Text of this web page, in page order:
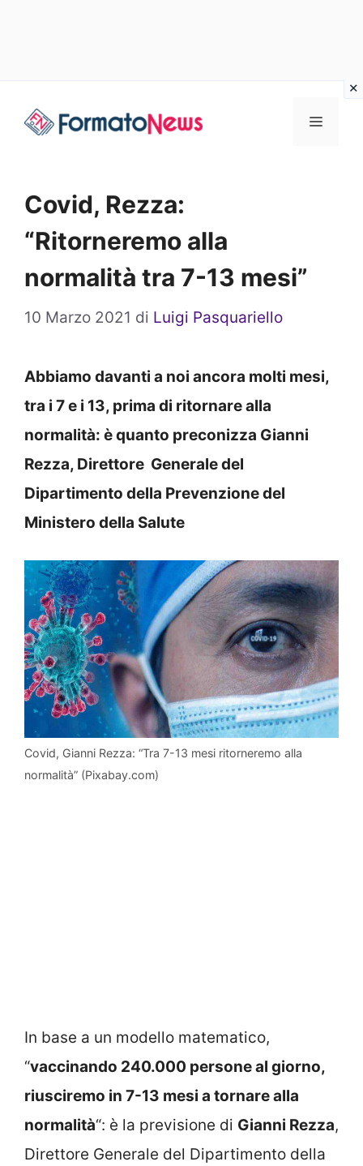
Menu
Covid, Rezza:
“Ritorneremo alla
normalità tra 7-13 mesi”
10 Marzo 2021 di Luigi Pasquariello
Abbiamo davanti a noi ancora molti mesi,
tra i 7 e i 13, prima di ritornare alla
normalità: è quanto preconizza Gianni
Rezza, Direttore Generale del
Dipartimento della Prevenzione del
Ministero della Salute
Covid, Gianni Rezza: “Tra 7-13 mesi ritorneremo alla
normalità” (Pixabay.com)
In base a un modello matematico,
“vaccinando 240.000 persone al giorno,
riusciremo in 7-13 mesi a tornare alla
normalità“: è la previsione di Gianni Rezza,
Direttore Generale del Dipartimento della